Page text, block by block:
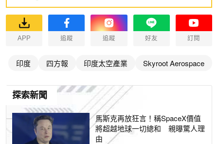
APP 追蹤 追蹤 好友 訂閱
印度 四方報 印度太空產業 Skyroot Aerospace
探索新聞
馬斯克再放狂言！稱SpaceX價值
將超越地球一切總和 親曝驚人理
由